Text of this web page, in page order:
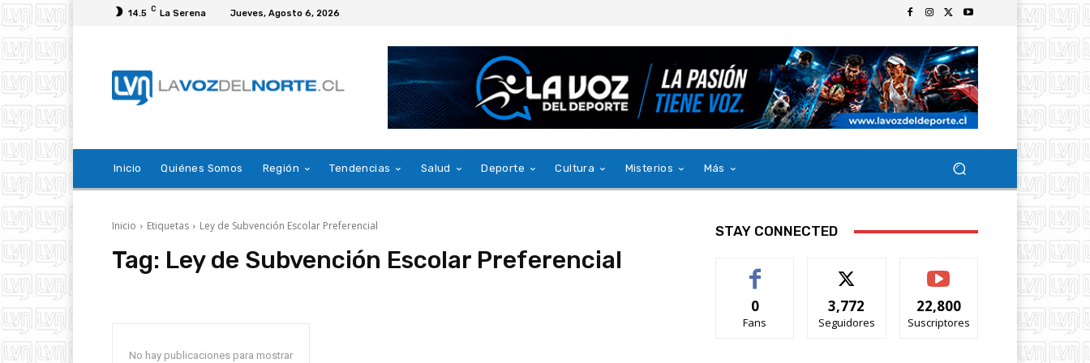
14.5 C La Serena Jueves, Agosto 6, 2026
Inicio Quiénes Somos Región Tendencias Salud Deporte Cultura Misterios Más
Inicio Etiquetas Ley de Subvención Escolar Preferencial
Tag: Ley de Subvención Escolar Preferencial
No hay publicaciones para mostrar
STAY CONNECTED
0
Fans
3,772
Seguidores
22,800
Suscriptores